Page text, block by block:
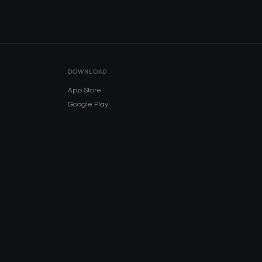
DOWNLOAD
App Store
Google Play